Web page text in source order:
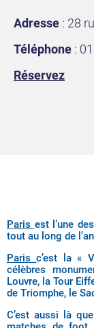
Adresse : 28
Téléphone :
Réservez
Paris est l’une
tout au long de
Parisc’est la «
célèbres
Louvre, la Tour
de Triomphe, le
C’est aussi là